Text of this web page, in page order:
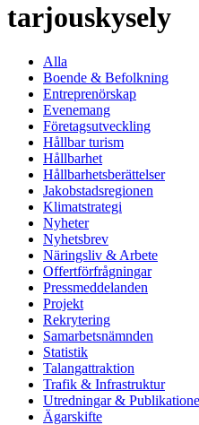
tarjouskysely
Alla
Boende & Befolkning
Entreprenörskap
Evenemang
Företagsutveckling
Hållbar turism
Hållbarhet
Hållbarhetsberättelser
Jakobstadsregionen
Klimatstrategi
Nyheter
Nyhetsbrev
Näringsliv & Arbete
Offertförfrågningar
Pressmeddelanden
Projekt
Rekrytering
Samarbetsnämnden
Statistik
Talangattraktion
Trafik & Infrastruktur
Utredningar &
Ägarskifte